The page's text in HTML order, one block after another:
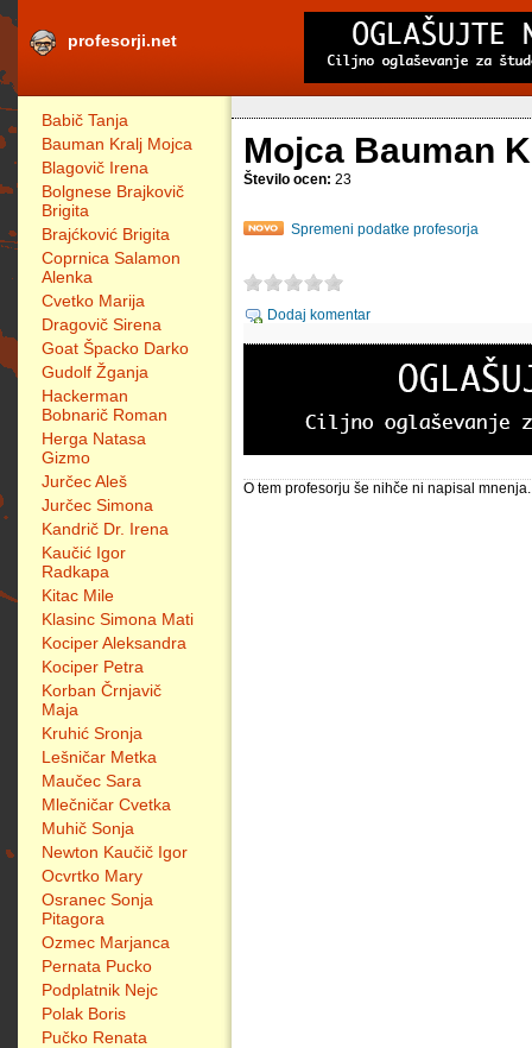
profesorji.net
Babič Tanja
Bauman Kralj Mojca
Blagovič Irena
Bolgnese Brajkovič
Brigita
Brajćković Brigita
Coprnica Salamon
Alenka
Cvetko Marija
Dragovič Sirena
Goat Špacko Darko
Gudolf Žganja
Hackerman
Bobnarič Roman
Herga Natasa
Gizmo
Jurčec Aleš
Jurčec Simona
Kandrič Dr. Irena
Kaučić Igor
Radkapa
Kitac Mile
Klasinc Simona Mati
Kociper Aleksandra
Kociper Petra
Korban Črnjavič
Maja
Kruhić Sronja
Lešničar Metka
Maučec Sara
Mlečničar Cvetka
Muhič Sonja
Newton Kaučič Igor
Ocvrtko Mary
Osranec Sonja
Pitagora
Ozmec Marjanca
Pernata Pucko
Podplatnik Nejc
Polak Boris
Pučko Renata
Mojca Bauman
Število ocen: 23
Spremeni podatke profesorja
Dodaj komentar
O tem profesorju še nihče ni napisal mnenja.